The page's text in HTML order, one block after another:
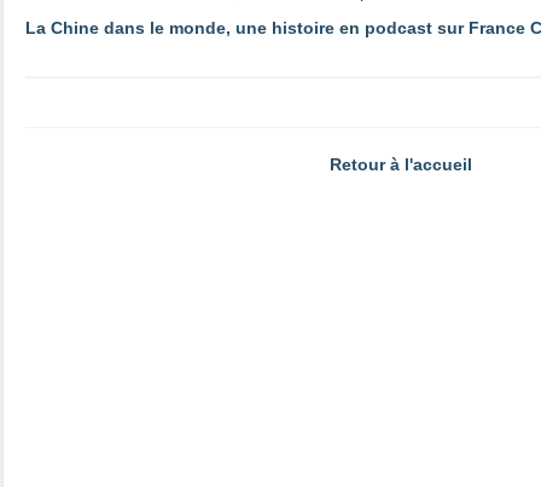
La Chine dans le monde, une histoire en podcast sur France
Retour à l'accueil